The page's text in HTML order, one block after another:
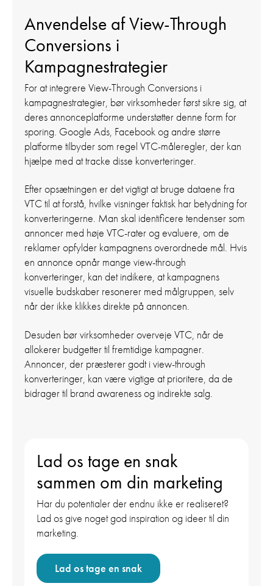
Anvendelse af View-Through
Conversions i
Kampagnestrategier
For at integrere View-Through Conversions i
kampagnestrategier, bør virksomheder først sikre sig, at
deres annonceplatforme understøtter denne form for
sporing. Google Ads, Facebook og andre større
platforme tilbyder som regel VTC-måleregler, der kan
hjælpe med at tracke disse konverteringer.
Efter opsætningen er det vigtigt at bruge dataene fra
VTC til at forstå, hvilke visninger faktisk har betydning for
konverteringerne. Man skal identificere tendenser som
annoncer med høje VTC-rater og evaluere, om de
reklamer opfylder kampagnens overordnede mål. Hvis
en annonce opnår mange view-through
konverteringer, kan det indikere, at kampagnens
visuelle budskaber resonerer med målgruppen, selv
når der ikke klikkes direkte på annoncen.
Desuden bør virksomheder overveje VTC, når de
allokerer budgetter til fremtidige kampagner.
Annoncer, der præsterer godt i view-through
konverteringer, kan være vigtige at prioritere, da de
bidrager til brand awareness og indirekte salg.
Lad os tage en snak
sammen om din marketing
Har du potentialer der endnu ikke er realiseret?
Lad os give noget god inspiration og ideer til din
marketing.
Lad os tage en snak